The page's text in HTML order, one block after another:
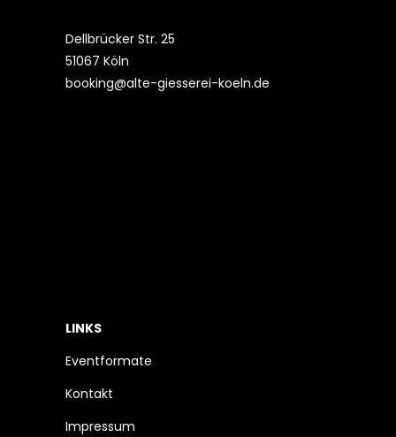
Dellbrücker Str. 25
51067 Köln
booking@alte-giesserei-koeln.de
LINKS
Eventformate
Kontakt
Impressum